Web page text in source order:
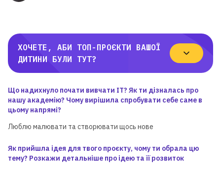
ХОЧЕТЕ, АБИ ТОП-ПРОЄКТИ ВАШОЇ
ДИТИНИ БУЛИ ТУТ?
Що надихнуло почати вивчати ІТ? Як ти дізналась про
нашу академію? Чому вирішила спробувати себе саме в
цьому напрямі?
Люблю малювати та створювати щось нове
Як прийшла ідея для твого проєкту, чому ти обрала цю
тему? Розкажи детальніше про ідею та її розвиток